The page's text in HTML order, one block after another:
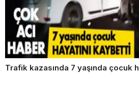
Trafik kazasında 7 yaşında çocuk